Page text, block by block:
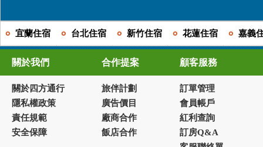
宜蘭住宿 台北住宿 新竹住宿 花蓮住宿 嘉義